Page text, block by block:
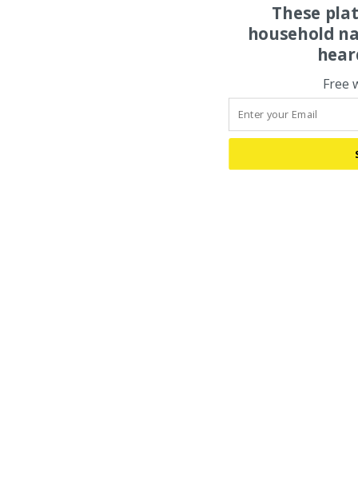
These
household
Free